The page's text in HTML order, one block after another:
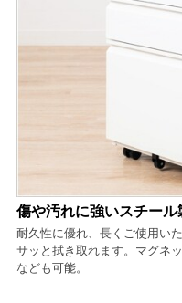
傷や汚れに強いスチール
耐久性に優れ、長くご使用い
サッと拭き取れます。マグネ
なども可能。